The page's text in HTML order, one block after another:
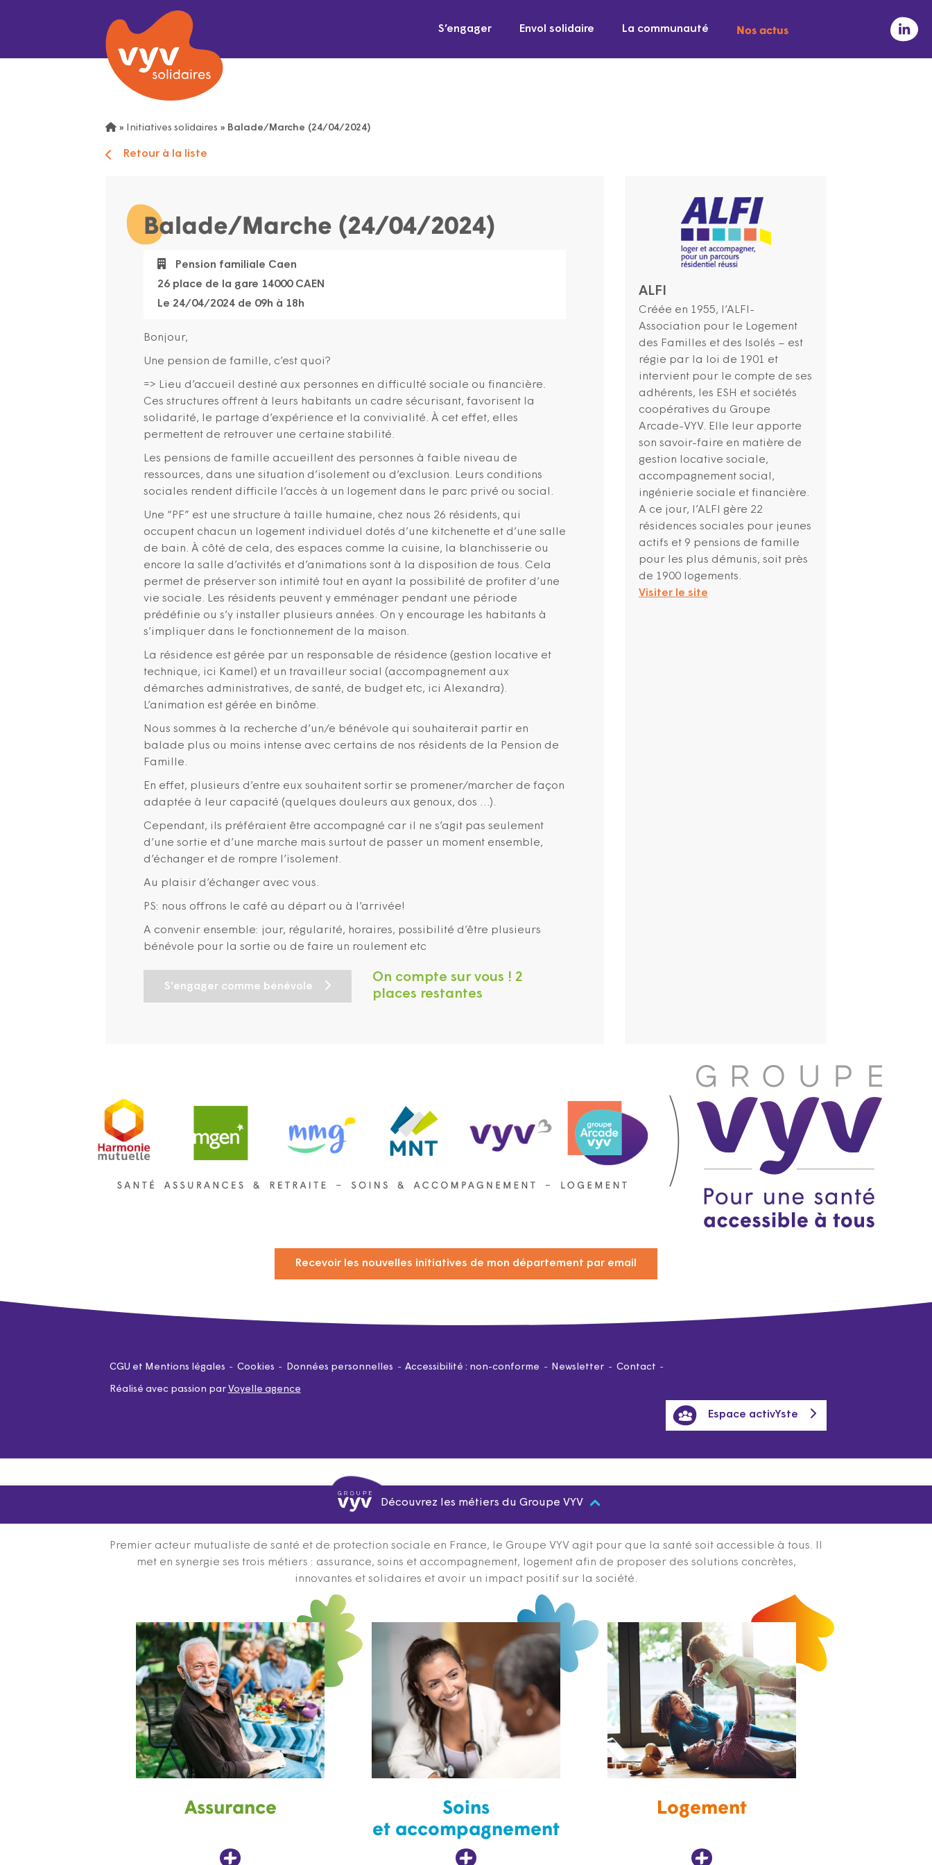
S’engager Envol solidaire La communauté Nos actus
» Initiatives solidaires » Balade/Marche (24/04/2024)
Retour à la liste
Balade/Marche (24/04/2024)
Pension familiale Caen
26 place de la gare 14000 CAEN
Le 24/04/2024 de 09h à 18h
Bonjour,
Une pension de famille, c’est quoi?
=> Lieu d’accueil destiné aux personnes en difficulté sociale ou financière.
Ces structures offrent à leurs habitants un cadre sécurisant, favorisent la
solidarité, le partage d’expérience et la convivialité. À cet effet, elles
permettent de retrouver une certaine stabilité.
Les pensions de famille accueillent des personnes à faible niveau de
ressources, dans une situation d’isolement ou d’exclusion. Leurs conditions
sociales rendent difficile l’accès à un logement dans le parc privé ou social.
Une “PF” est une structure à taille humaine, chez nous 26 résidents, qui
occupent chacun un logement individuel dotés d’une kitchenette et d’une salle
de bain. À côté de cela, des espaces comme la cuisine, la blanchisserie ou
encore la salle d’activités et d’animations sont à la disposition de tous. Cela
permet de préserver son intimité tout en ayant la possibilité de profiter d’une
vie sociale. Les résidents peuvent y emménager pendant une période
prédéfinie ou s’y installer plusieurs années. On y encourage les habitants à
s’impliquer dans le fonctionnement de la maison.
La résidence est gérée par un responsable de résidence (gestion locative et
technique, ici Kamel) et un travailleur social (accompagnement aux
démarches administratives, de santé, de budget etc, ici Alexandra).
L’animation est gérée en binôme.
Nous sommes à la recherche d’un/e bénévole qui souhaiterait partir en
balade plus ou moins intense avec certains de nos résidents de la Pension de
Famille.
En effet, plusieurs d’entre eux souhaitent sortir se promener/marcher de façon
adaptée à leur capacité (quelques douleurs aux genoux, dos …).
Cependant, ils préféraient être accompagné car il ne s’agit pas seulement
d’une sortie et d’une marche mais surtout de passer un moment ensemble,
d’échanger et de rompre l’isolement.
Au plaisir d’échanger avec vous.
PS: nous offrons le café au départ ou à l’arrivée!
A convenir ensemble: jour, régularité, horaires, possibilité d’être plusieurs
bénévole pour la sortie ou de faire un roulement etc
S'engager comme bénévole
On compte sur vous ! 2
places restantes
ALFI
Créée en 1955, l’ALFI-
Association pour le Logement
des Familles et des Isolés – est
régie par la loi de 1901 et
intervient pour le compte de ses
adhérents, les ESH et sociétés
coopératives du Groupe
Arcade-VYV. Elle leur apporte
son savoir-faire en matière de
gestion locative sociale,
accompagnement social,
ingénierie sociale et financière.
A ce jour, l’ALFI gère 22
résidences sociales pour jeunes
actifs et 9 pensions de famille
pour les plus démunis, soit près
de 1900 logements.
Visiter le site
Recevoir les nouvelles initiatives de mon département par email
CGU et Mentions légales Cookies Données personnelles Accessibilité : non-conforme Newsletter Contact
Réalisé avec passion par Voyelle agence
Espace activYste
Découvrez les métiers du Groupe VYV
Premier acteur mutualiste de santé et de protection sociale en France, le Groupe VYV agit pour que la santé soit accessible à tous. Il
met en synergie ses trois métiers : assurance, soins et accompagnement, logement afin de proposer des solutions concrètes,
innovantes et solidaires et avoir un impact positif sur la société.
Assurance
Soins
et accompagnement
Logement